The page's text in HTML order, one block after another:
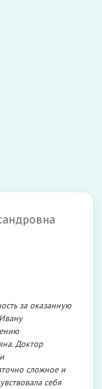
за оказанную
Доктор
сложное и
себя